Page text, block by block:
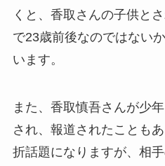
くと、香取さんの子供と
で23歳前後なのではない
います。
また、香取慎吾さんが少
され、報道されたことも
折話題になりますが、相